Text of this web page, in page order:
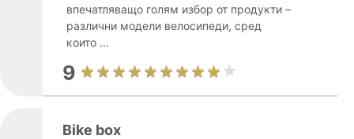
впечатляващо голям избор от продукти –
различни модели велосипеди, сред
които ...
9
Bike box